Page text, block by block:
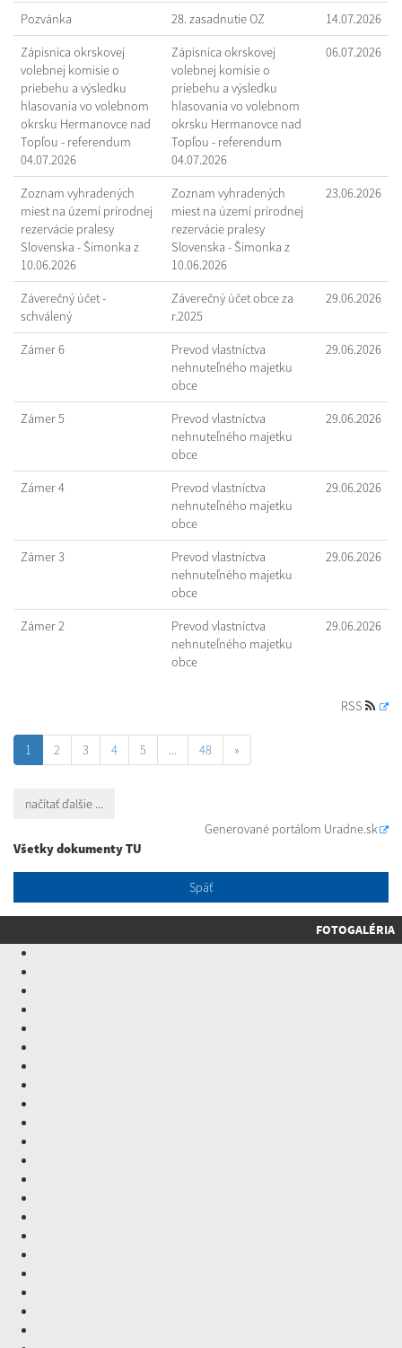
Pozvánka 28. zasadnutie OZ 14.07.2026
Zápisnica okrskovej
volebnej komisie o
priebehu a výsledku
hlasovania vo volebnom
okrsku Hermanovce nad
Topľou - referendum
04.07.2026
Zápisnica okrskovej
volebnej komisie o
priebehu a výsledku
hlasovania vo volebnom
okrsku Hermanovce nad
Topľou - referendum
04.07.2026
06.07.2026
Zoznam vyhradených
miest na území prírodnej
rezervácie pralesy
Slovenska - Šimonka z
10.06.2026
Zoznam vyhradených
miest na území prírodnej
rezervácie pralesy
Slovenska - Šimonka z
10.06.2026
23.06.2026
Záverečný účet -
schválený
Záverečný účet obce za
r.2025
29.06.2026
Zámer 6
Prevod vlastníctva
nehnuteľného majetku
obce
29.06.2026
Zámer 5
Prevod vlastníctva
nehnuteľného majetku
obce
29.06.2026
Zámer 4
Prevod vlastníctva
nehnuteľného majetku
obce
29.06.2026
Zámer 3
Prevod vlastníctva
nehnuteľného majetku
obce
29.06.2026
Zámer 2
Prevod vlastníctva
nehnuteľného majetku
obce
29.06.2026
RSS
1 2 3 4 5 ... 48 »
načítať ďalšie ...
Generované portálom Uradne.sk
Všetky dokumenty TU
Späť
FOTOGALÉRIA